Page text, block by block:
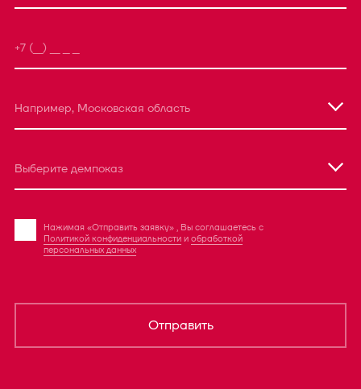
Например, Московская область
Выберите демпоказ
Нажимая «Отправить заявку» , Вы соглашаетесь с
Политикой конфиденциальности и обработкой
персональных данных
Отправить